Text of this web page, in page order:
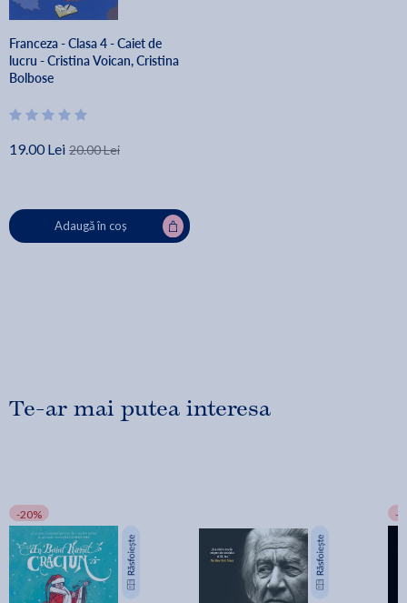
Franceza - Clasa 4 - Caiet de
lucru - Cristina Voican, Cristina
Bolbose
19.00 Lei 20.00 Lei
Adaugă în coș
Te-ar mai putea interesa
-20% -